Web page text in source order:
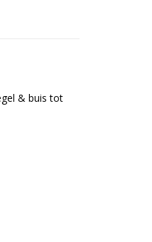
& buis tot